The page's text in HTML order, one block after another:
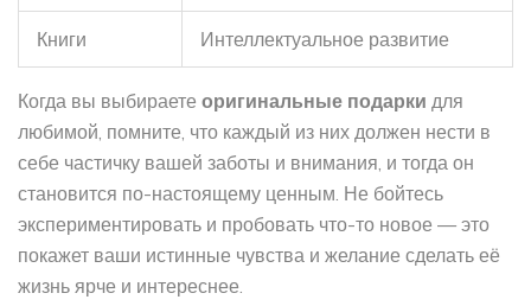
Книги Интеллектуальное развитие
Когда вы выбираете оригинальные подарки для
любимой, помните, что каждый из них должен нести в
себе частичку вашей заботы и внимания, и тогда он
становится по-настоящему ценным. Не бойтесь
экспериментировать и пробовать что-то новое — это
покажет ваши истинные чувства и желание сделать её
жизнь ярче и интереснее.